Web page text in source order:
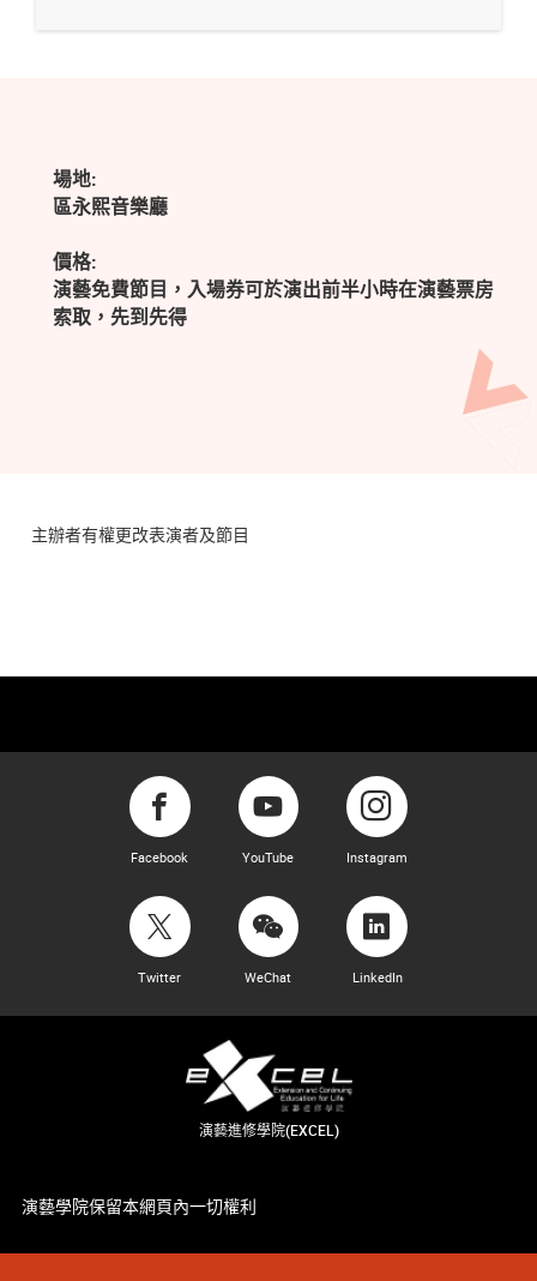
場地:
區永熙音樂廳
價格:
演藝免費節目，入場券可於演出前半小時在演藝票房
索取，先到先得
主辦者有權更改表演者及節目
Facebook YouTube Instagram
Twitter WeChat LinkedIn
演藝進修學院(EXCEL)
演藝學院保留本網頁內一切權利